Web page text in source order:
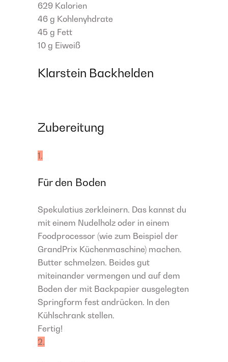
629 Kalorien
46 g Kohlenyhdrate
45 g Fett
10 g Eiweiß
Klarstein Backhelden
Zubereitung
1.
Für den Boden
Spekulatius zerkleinern. Das kannst du
mit einem Nudelholz oder in einem
Foodprocessor (wie zum Beispiel der
GrandPrix Küchenmaschine) machen.
Butter schmelzen. Beides gut
miteinander vermengen und auf dem
Boden der mit Backpapier ausgelegten
Springform fest andrücken. In den
Kühlschrank stellen.
Fertig!
2.